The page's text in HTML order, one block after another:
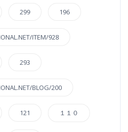
299 196
ITEM/928
293
BLOG/200
121 １１０